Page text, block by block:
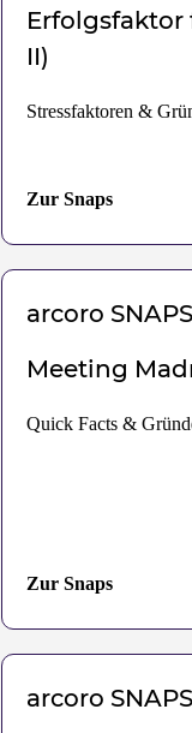
II)
Stressfaktoren &
Zur Snaps
arcoro SNAPS
Meeting
Quick Facts &
Zur Snaps
arcoro SNAPS